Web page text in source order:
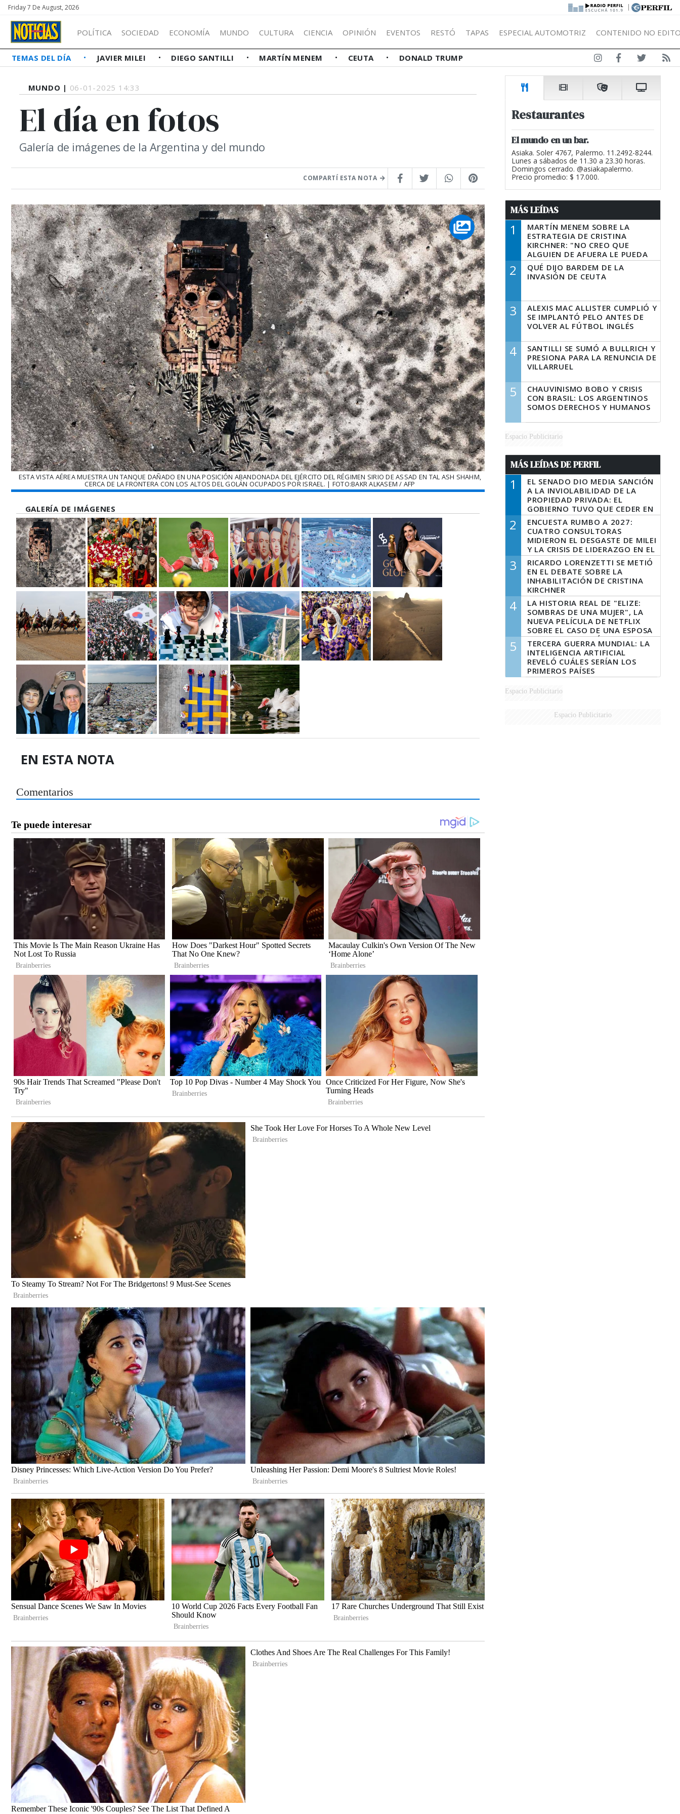
Friday 7 De August, 2026 |
POLÍTICA SOCIEDAD ECONOMÍA MUNDO CULTURA CIENCIA OPINIÓN EVENTOS RESTÓ TAPAS ESPECIAL AUTOMOTRIZ CONTENIDO NO
TEMAS DEL DÍA JAVIER MILEI DIEGO SANTILLI MARTÍN MENEM CEUTA DONALD TRUMP
MUNDO | 06-01-2025 14:33
El día en fotos
Galería de imágenes de la Argentina y del mundo
COMPARTÍ ESTA NOTA
ESTA VISTA AÉREA MUESTRA UN TANQUE DAÑADO EN UNA POSICIÓN ABANDONADA DEL EJÉRCITO DEL RÉGIMEN SIRIO DE ASSAD EN TAL ASH SHAHM,
CERCA DE LA FRONTERA CON LOS ALTOS DEL GOLÁN OCUPADOS POR ISRAEL. | FOTO:BAKR ALKASEM / AFP
GALERÍA DE IMÁGENES
EN ESTA NOTA
Comentarios
Restaurantes
El mundo en un bar.
Asiaka. Soler 4767, Palermo. 11.2492-8244.
Lunes a sábados de 11.30 a 23.30 horas.
Domingos cerrado. @asiakapalermo.
Precio promedio: $ 17.000.
MÁS LEÍDAS
1
MARTÍN MENEM SOBRE LA
ESTRATEGIA DE CRISTINA
KIRCHNER: "NO CREO QUE
ALGUIEN DE AFUERA LE PUEDA
DECIR A LA JUSTICIA LO QUE
TIENE QUE HACER"
2
QUÉ DIJO BARDEM DE LA
INVASIÓN DE CEUTA
3
ALEXIS MAC ALLISTER CUMPLIÓ Y
SE IMPLANTÓ PELO ANTES DE
VOLVER AL FÚTBOL INGLÉS
4
SANTILLI SE SUMÓ A BULLRICH Y
PRESIONA PARA LA RENUNCIA DE
VILLARRUEL
5
CHAUVINISMO BOBO Y CRISIS
CON BRASIL: LOS ARGENTINOS
SOMOS DERECHOS Y HUMANOS
Espacio Publicitario
MÁS LEÍDAS DE PERFIL
1
EL SENADO DIO MEDIA SANCIÓN
A LA INVIOLABILIDAD DE LA
PROPIEDAD PRIVADA: EL
GOBIERNO TUVO QUE CEDER EN
LA LEY DEL MANEJO DEL FUEGO
2
ENCUESTA RUMBO A 2027:
CUATRO CONSULTORAS
MIDIERON EL DESGASTE DE MILEI
Y LA CRISIS DE LIDERAZGO EN EL
PERONISMO
3
RICARDO LORENZETTI SE METIÓ
EN EL DEBATE SOBRE LA
INHABILITACIÓN DE CRISTINA
KIRCHNER
4
LA HISTORIA REAL DE "ELIZE:
SOMBRAS DE UNA MUJER", LA
NUEVA PELÍCULA DE NETFLIX
SOBRE EL CASO DE UNA ESPOSA
QUE DESCUARTIZÓ A SU
MARIDO
5
TERCERA GUERRA MUNDIAL: LA
INTELIGENCIA ARTIFICIAL
REVELÓ CUÁLES SERÍAN LOS
PRIMEROS PAÍSES
LATINOAMERICANOS EN SER
DERROTADOS
Espacio Publicitario
Espacio Publicitario